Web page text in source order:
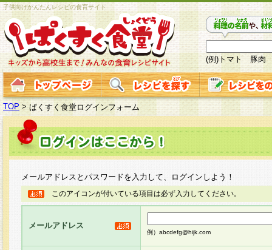
子供向けかんたんレシピの食育サイト
(例)トマト 豚肉
TOP > ぱくすく食堂ログインフォーム
メールアドレスとパスワードを入力して、ログインしよう！
このアイコンが付いている項目は必ず入力してください。
メールアドレス
例）abcdefg@hijk.com